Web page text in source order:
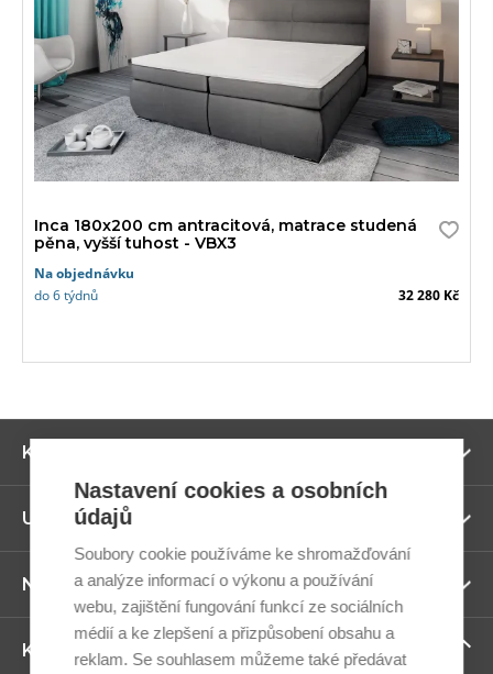
Inca 180x200 cm antracitová, matrace studená
pěna, vyšší tuhost - VBX3
Na objednávku
do 6 týdnů
32 280 Kč
Kategorie
Užitečné odkazy
Newsletter
Kontaktujte nás
Nastavení cookies a osobních
údajů
Soubory cookie používáme ke shromažďování
a analýze informací o výkonu a používání
webu, zajištění fungování funkcí ze sociálních
médií a ke zlepšení a přizpůsobení obsahu a
reklam. Se souhlasem můžeme také předávat